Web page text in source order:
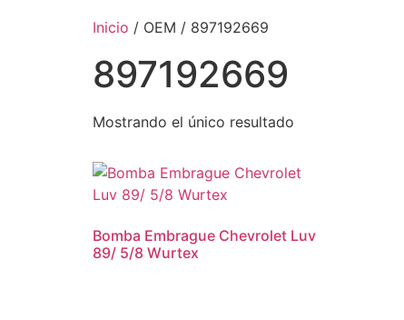
Inicio / OEM / 897192669
897192669
Mostrando el único resultado
Bomba Embrague Chevrolet Luv
89/ 5/8 Wurtex